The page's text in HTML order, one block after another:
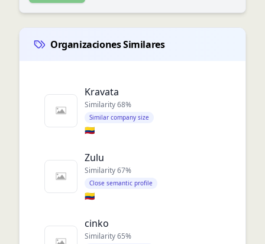
Organizaciones Similares
Kravata
Similarity68%
Similar company size
🇨🇴
Zulu
Similarity67%
Close semantic profile
🇨🇴
cinko
Similarity65%